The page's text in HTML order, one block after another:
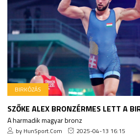
BIRKÓZÁS
SZŐKE ALEX BRONZÉRMES LETT A
A harmadik magyar bronz
by HunSport.Com 2025-04-13 16:15